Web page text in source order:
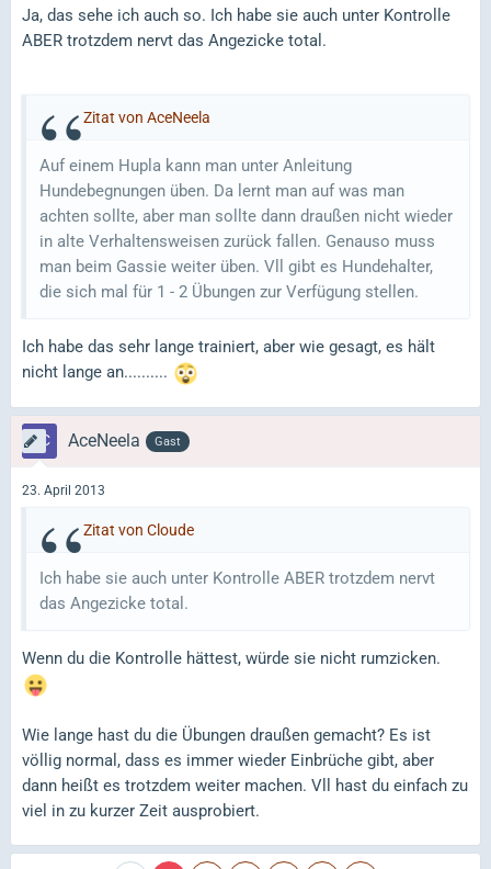
Ja, das sehe ich auch so. Ich habe sie auch unter Kontrolle
ABER trotzdem nervt das Angezicke total.
Zitat von AceNeela
Auf einem Hupla kann man unter Anleitung
Hundebegnungen üben. Da lernt man auf was man
achten sollte, aber man sollte dann draußen nicht wieder
in alte Verhaltensweisen zurück fallen. Genauso muss
man beim Gassie weiter üben. Vll gibt es Hundehalter,
die sich mal für 1 - 2 Übungen zur Verfügung stellen.
Ich habe das sehr lange trainiert, aber wie gesagt, es hält
nicht lange an..........
AceNeela Gast
23. April 2013
Zitat von Cloude
Ich habe sie auch unter Kontrolle ABER trotzdem nervt
das Angezicke total.
Wenn du die Kontrolle hättest, würde sie nicht rumzicken.
Wie lange hast du die Übungen draußen gemacht? Es ist
völlig normal, dass es immer wieder Einbrüche gibt, aber
dann heißt es trotzdem weiter machen. Vll hast du einfach zu
viel in zu kurzer Zeit ausprobiert.